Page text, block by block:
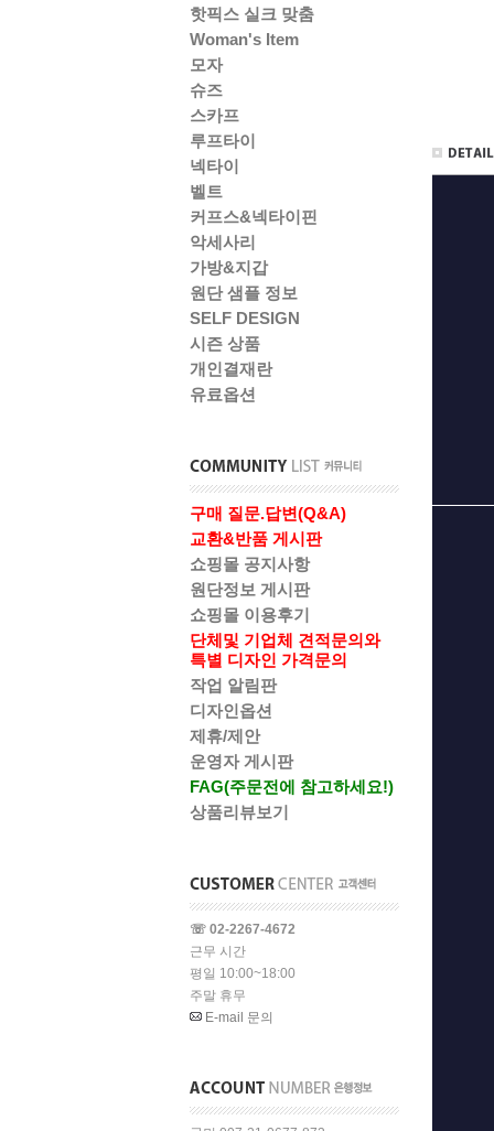
핫픽스 실크 맞춤
Woman's Item
모자
슈즈
스카프
루프타이
넥타이
벨트
커프스&넥타이핀
악세사리
가방&지갑
원단 샘플 정보
SELF DESIGN
시즌 상품
개인결재란
유료옵션
구매 질문.답변(Q&A)
교환&반품 게시판
쇼핑몰 공지사항
원단정보 게시판
쇼핑몰 이용후기
단체및 기업체 견적문의와
특별 디자인 가격문의
작업 알림판
디자인옵션
제휴/제안
운영자 게시판
FAG(주문전에 참고하세요!)
상품리뷰보기
☏ 02-2267-4672
근무 시간
평일 10:00~18:00
주말 휴무
E-mail 문의